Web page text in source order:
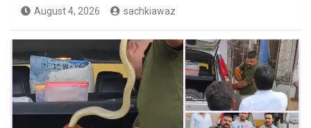
August 4, 2026 sachkiawaz